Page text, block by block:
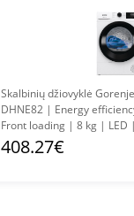
Skalbinių džiovyklė Gorenje Dryer Machine |
DHNE82 | Energy
Front loading | 8 kg | LED
White
408.27€